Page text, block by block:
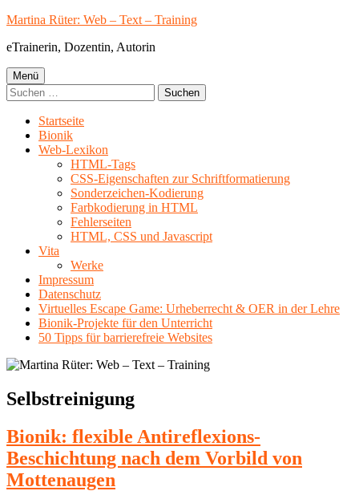
Springe
Inhalt
Martina Rüter: Web – Text – Training
eTrainerin, Dozentin, Autorin
Primäres
Menü
Menü
Suchen
nach:
Startseite
Bionik
Web-Lexikon
HTML-Tags
CSS-Eigenschaften zur Schriftformatierung
Sonderzeichen-Kodierung
Farbkodierung in HTML
Fehlerseiten
HTML, CSS und Javascript
Vita
Werke
Impressum
Datenschutz
Virtuelles Escape Game: Urheberrecht & OER in der Lehre
Bionik-Projekte für den Unterricht
50 Tipps für barrierefreie Websites
Schlagwort:
Selbstreinigung
Bionik: flexible Antireflexions-
Beschichtung nach dem Vorbild von
Mottenaugen